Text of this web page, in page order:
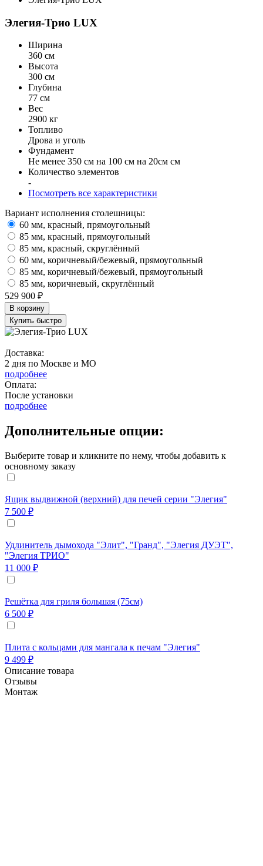
Элегия-Трио LUX
Ширина
360 см
Высота
300 см
Глубина
77 см
Вес
2900 кг
Топливо
Дрова и уголь
Фундамент
Не менее 350 см на 100 см на 20см см
Количество элементов
-
Посмотреть все характеристики
Вариант исполнения столешницы:
60 мм, красный, прямоугольный
85 мм, красный, прямоугольный
85 мм, красный, скруглённый
60 мм, коричневый/бежевый, прямоугольный
85 мм, коричневый/бежевый, прямоугольный
85 мм, коричневый, скруглённый
529 900 ₽
В корзину
Купить быстро
Доставка:
2 дня по Москве и МО
подробнее
Оплата:
После установки
подробнее
Дополнительные опции:
Выберите товар и кликните по нему, чтобы добавить к
основному заказу
Ящик выдвижной (верхний) для печей серии "Элегия"
7 500 ₽
Удлинитель дымохода "Элит", "Гранд", "Элегия ДУЭТ",
"Элегия ТРИО"
11 000 ₽
Решётка для гриля большая (75см)
6 500 ₽
Плита с кольцами для мангала к печам "Элегия"
9 499 ₽
Описание товара
Отзывы
Монтаж